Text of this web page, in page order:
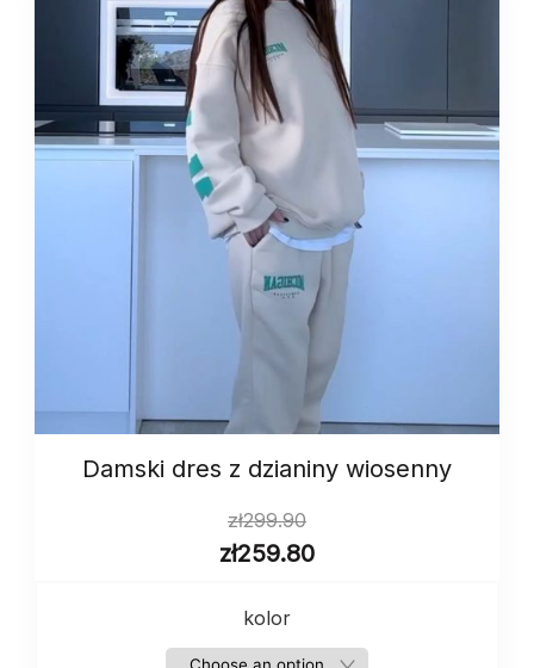
Damski dres z dzianiny wiosenny
zł299.90
zł259.80
kolor